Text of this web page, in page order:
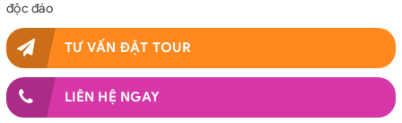
độc đáo
TƯ VẤN ĐẶT TOUR
LIÊN HỆ NGAY